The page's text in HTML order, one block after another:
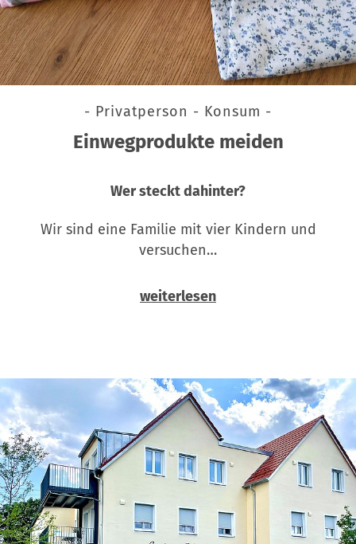
- Privatperson - Konsum -
Einwegprodukte meiden
Wer steckt dahinter?
Wir sind eine Familie mit vier Kindern und
versuchen…
weiterlesen